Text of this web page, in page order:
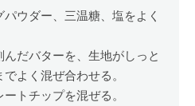
ウダー、三温糖、塩をよく
んだバターを、生地がしっと
よく混ぜ合わせる。
トチップを混ぜる。